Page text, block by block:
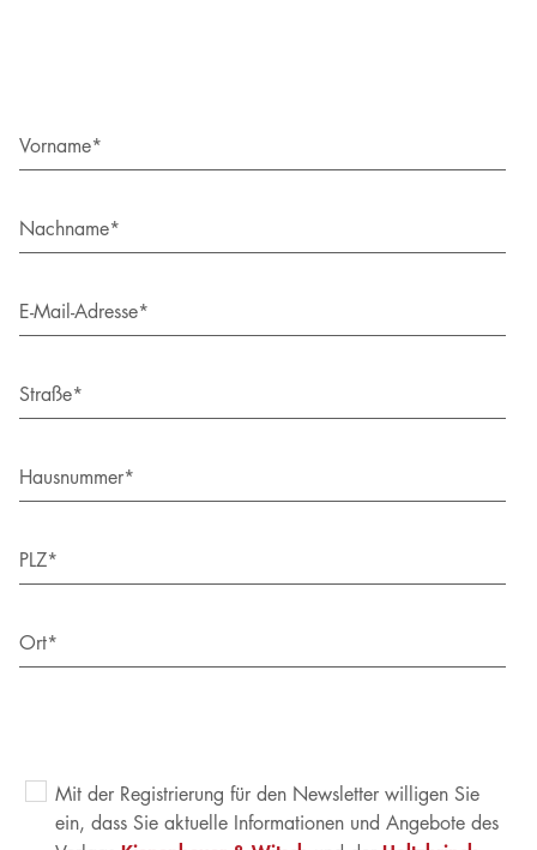
Vorname*
Nachname*
E-Mail-Adresse*
Straße*
Hausnummer*
PLZ*
Ort*
Mit der Registrierung für den Newsletter willigen Sie
ein, dass Sie aktuelle Informationen und Angebote des